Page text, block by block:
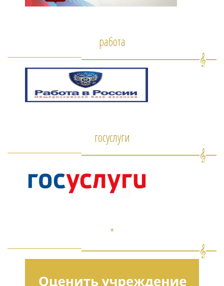
работа
госуслуги
*